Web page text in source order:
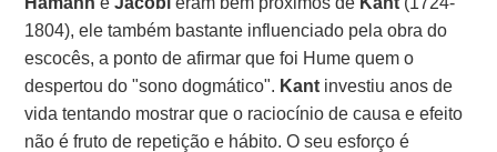
1804), ele também bastante influenciado pela obra do
escocês, a ponto de afirmar que foi Hume quem o
despertou do "sono dogmático". Kant investiu anos de
vida tentando mostrar que o raciocínio de causa e efeito
não é fruto de repetição e hábito. O seu esforço é